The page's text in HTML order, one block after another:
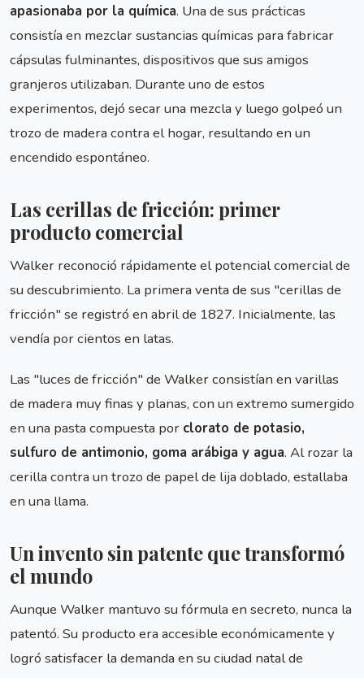
apasionaba por la química. Una de sus prácticas
consistía en mezclar sustancias químicas para fabricar
cápsulas fulminantes, dispositivos que sus amigos
granjeros utilizaban. Durante uno de estos
experimentos, dejó secar una mezcla y luego golpeó un
trozo de madera contra el hogar, resultando en un
encendido espontáneo.
Las cerillas de fricción: primer
producto comercial
Walker reconoció rápidamente el potencial comercial de
su descubrimiento. La primera venta de sus "cerillas de
fricción" se registró en abril de 1827. Inicialmente, las
vendía por cientos en latas.
Las "luces de fricción" de Walker consistían en varillas
de madera muy finas y planas, con un extremo sumergido
en una pasta compuesta por clorato de potasio,
sulfuro de antimonio, goma arábiga y agua. Al rozar la
cerilla contra un trozo de papel de lija doblado, estallaba
en una llama.
Un invento sin patente que transformó
el mundo
Aunque Walker mantuvo su fórmula en secreto, nunca la
patentó. Su producto era accesible económicamente y
logró satisfacer la demanda en su ciudad natal de